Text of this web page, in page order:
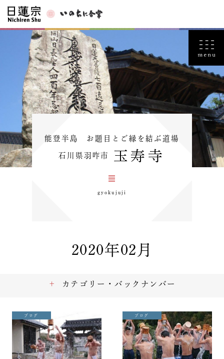
能登半島 お題目とご縁を結ぶ道場
石川県羽咋市 玉寿寺
gyokujuji
2020年02月
ブログ ブログ
カテゴリー・バックナンバー